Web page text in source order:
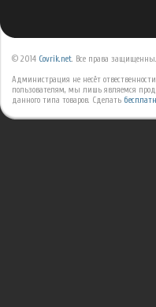
© 2014 Covrik.net. Все права
Администрация не несёт
пользователям, мы лишь являемся
данного типа товаров. Сделать